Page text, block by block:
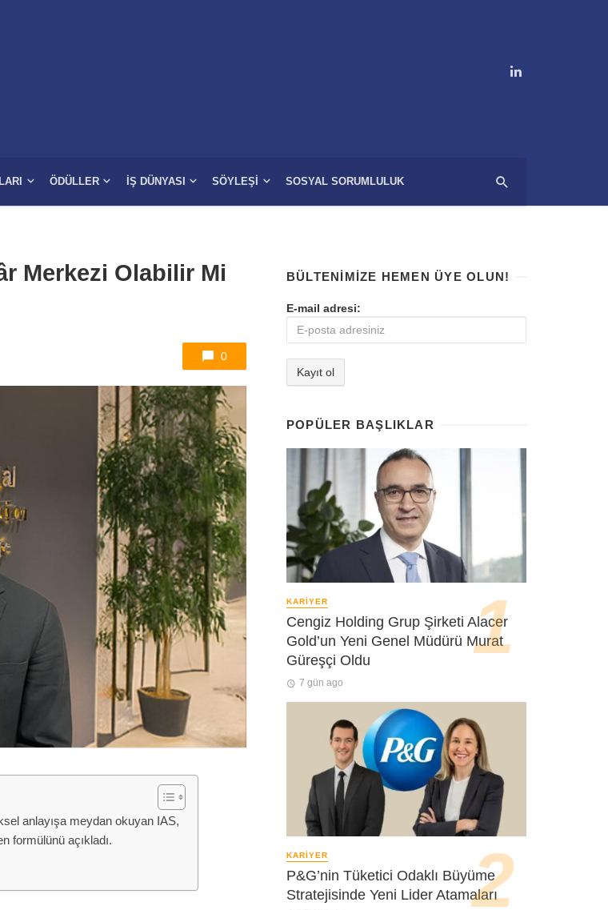
ÖDÜLLER İŞ DÜNYASI SÖYLEŞI SOSYAL SORUMLULUK
Merkezi Olabilir Mi
0
anlayışa meydan okuyan IAS,
formülünü açıkladı.
BÜLTENIMIZE HEMEN ÜYE OLUN!
E-mail adresi:
POPÜLER BAŞLIKLAR
KARIYER
Cengiz Holding Grup Şirketi Alacer
Gold’un Yeni Genel Müdürü Murat
Güreşçi Oldu
7 gün ago
KARIYER
P&G’nin Tüketici Odaklı Büyüme
Stratejisinde Yeni Lider Atamaları